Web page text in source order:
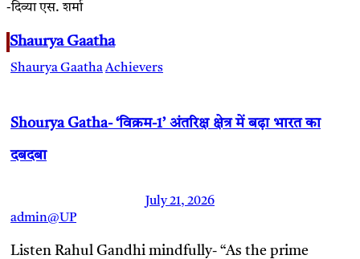
-दिव्या एस. शर्मा
Shaurya Gaatha
Shaurya GaathaAchievers
Shourya Gatha- ‘विक्रम-1’ अंतरिक्ष क्षेत्र में बढ़ा भारत का
दबदबा
July 21, 2026
admin@UP
Listen Rahul Gandhi mindfully- “As the prime